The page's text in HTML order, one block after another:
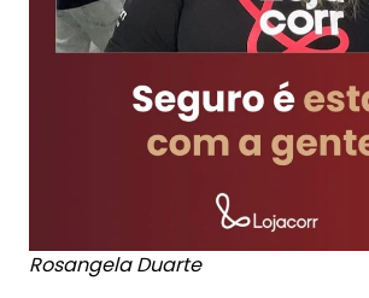
Rosangela Duarte